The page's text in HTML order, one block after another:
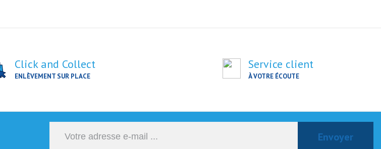
Click and Collect
ENLÈVEMENT SUR PLACE
Service client
À VOTRE ÉCOUTE